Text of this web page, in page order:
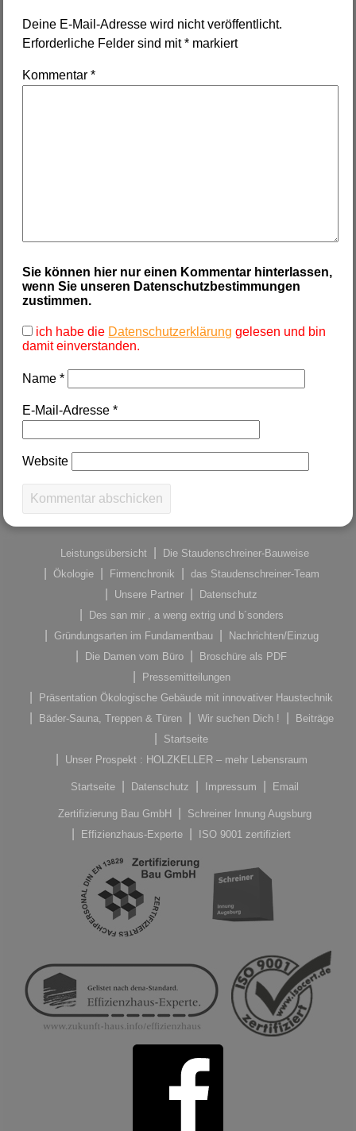
Deine E-Mail-Adresse wird nicht veröffentlicht.
Erforderliche Felder sind mit* markiert
Kommentar*
Sie können hier nur einen Kommentar hinterlassen,
wenn Sie unseren Datenschutzbestimmungen
zustimmen.
ich habe die Datenschutzerklärung gelesen und bin
damit einverstanden.
Name*
E-Mail-Adresse*
Website
Leistungsübersicht
Die Staudenschreiner-Bauweise
Ökologie
Firmenchronik
das Staudenschreiner-Team
Unsere Partner
Datenschutz
Des san mir , a weng extrig und b´sonders
Gründungsarten im Fundamentbau
Nachrichten/Einzug
Die Damen vom Büro
Broschüre als PDF
Pressemitteilungen
Präsentation Ökologische Gebäude mit innovativer Haustechnik
Bäder-Sauna, Treppen & Türen
Wir suchen Dich !
Beiträge
Startseite
Unser Prospekt : HOLZKELLER – mehr Lebensraum
Startseite Datenschutz Impressum Email
Zertifizierung Bau GmbH
Schreiner Innung Augsburg
Effizienzhaus-Experte
ISO 9001 zertifiziert